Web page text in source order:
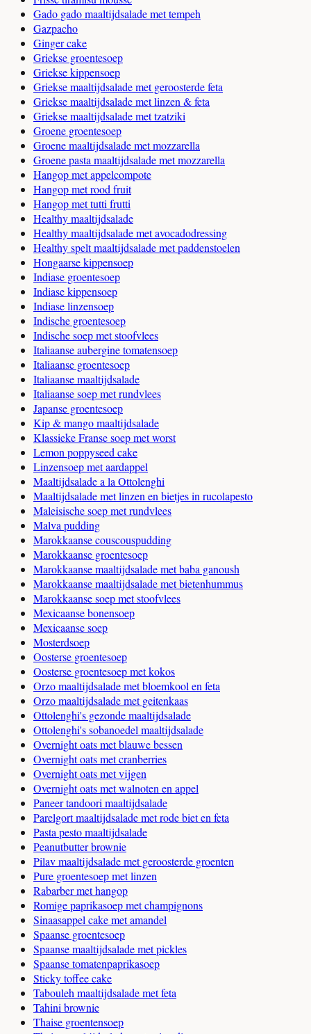
Gado gado maaltijdsalade met tempeh
Gazpacho
Ginger cake
Griekse groentesoep
Griekse kippensoep
Griekse maaltijdsalade met geroosterde feta
Griekse maaltijdsalade met linzen & feta
Griekse maaltijdsalade met tzatziki
Groene groentesoep
Groene maaltijdsalade met mozzarella
Groene pasta maaltijdsalade met mozzarella
Hangop met appelcompote
Hangop met rood fruit
Hangop met tutti frutti
Healthy maaltijdsalade
Healthy maaltijdsalade met avocadodressing
Healthy spelt maaltijdsalade met paddenstoelen
Hongaarse kippensoep
Indiase groentesoep
Indiase kippensoep
Indiase linzensoep
Indische groentesoep
Indische soep met stoofvlees
Italiaanse aubergine tomatensoep
Italiaanse groentesoep
Italiaanse maaltijdsalade
Italiaanse soep met rundvlees
Japanse groentesoep
Kip & mango maaltijdsalade
Klassieke Franse soep met worst
Lemon poppyseed cake
Linzensoep met aardappel
Maaltijdsalade a la Ottolenghi
Maaltijdsalade met linzen en bietjes in rucolapesto
Maleisische soep met rundvlees
Malva pudding
Marokkaanse couscouspudding
Marokkaanse groentesoep
Marokkaanse maaltijdsalade met baba ganoush
Marokkaanse maaltijdsalade met bietenhummus
Marokkaanse soep met stoofvlees
Mexicaanse bonensoep
Mexicaanse soep
Mosterdsoep
Oosterse groentesoep
Oosterse groentesoep met kokos
Orzo maaltijdsalade met bloemkool en feta
Orzo maaltijdsalade met geitenkaas
Ottolenghi's gezonde maaltijdsalade
Ottolenghi's sobanoedel maaltijdsalade
Overnight oats met blauwe bessen
Overnight oats met cranberries
Overnight oats met vijgen
Overnight oats met walnoten en appel
Paneer tandoori maaltijdsalade
Parelgort maaltijdsalade met rode biet en feta
Pasta pesto maaltijdsalade
Peanutbutter brownie
Pilav maaltijdsalade met geroosterde groenten
Pure groentesoep met linzen
Rabarber met hangop
Romige paprikasoep met champignons
Sinaasappel cake met amandel
Spaanse groentesoep
Spaanse maaltijdsalade met pickles
Spaanse tomatenpaprikasoep
Sticky toffee cake
Tabouleh maaltijdsalade met feta
Tahini brownie
Thaise groentensoep